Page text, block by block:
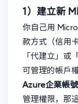
1）建立新
你自己用
款方式（信用
「代建立」或
可管理的帳戶權
Azure企業帳
管理權限，那